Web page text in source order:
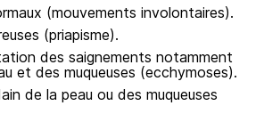
(mouvements involontaires).
(priapisme).
des saignements notamment
et des muqueuses (ecchymoses).
de la peau ou des muqueuses